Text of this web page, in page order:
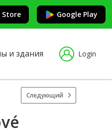
Store Google Play
и здания Login
Следующий